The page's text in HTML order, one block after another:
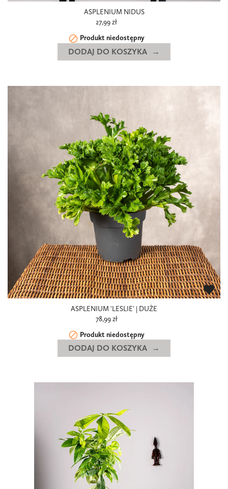
ASPLENIUM NIDUS
27,99 zł
 Produkt niedostępny
DODAJ DO KOSZYKA
ASPLENIUM 'LESLIE' | DUŻE
78,99 zł
 Produkt niedostępny
favorite
DODAJ DO KOSZYKA